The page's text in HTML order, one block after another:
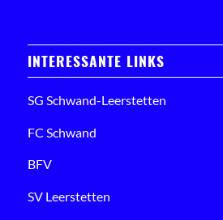
INTERESSANTE LINKS
SG Schwand-Leerstetten
FC Schwand
BFV
SV Leerstetten